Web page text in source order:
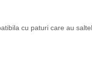
cu paturi care au